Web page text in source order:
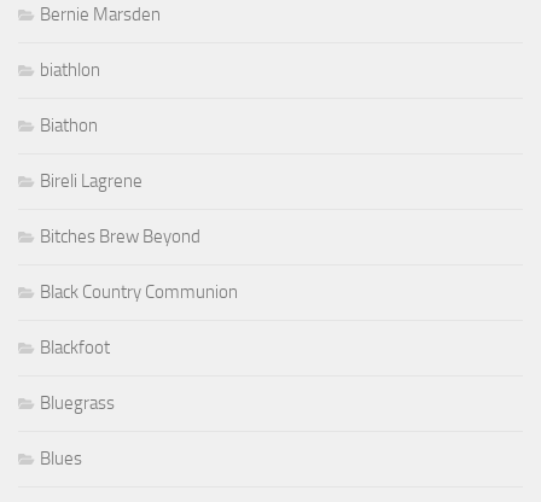
Bernie Marsden
biathlon
Biathon
Bireli Lagrene
Bitches Brew Beyond
Black Country Communion
Blackfoot
Bluegrass
Blues